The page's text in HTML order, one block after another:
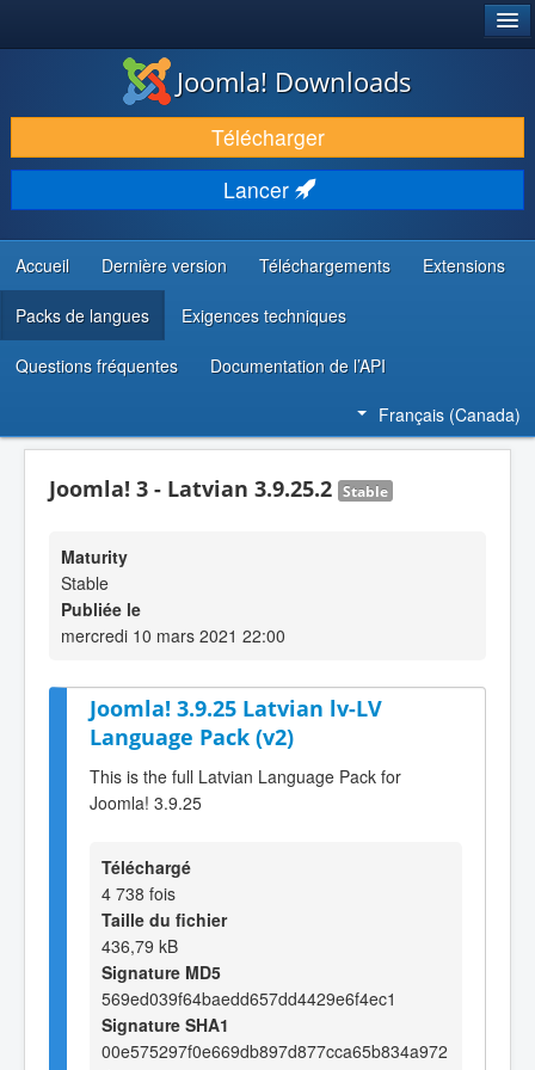
TÉLÉCHARGER & ENRICHIR
DÉCOUVRIR & APPRENDRE
COMMUNAUTÉ & SUPPORT
RESSOURCES DÉVELOPPEURS
Joomla! Downloads
Télécharger
Lancer
Accueil Dernière version Téléchargements Extensions
Packs de langues Exigences techniques
Questions fréquentes Documentation de l’API
Français (Canada)
Joomla! 3 - Latvian 3.9.25.2 Stable
Maturity
Stable
Publiée le
mercredi 10 mars 2021 22:00
Joomla! 3.9.25 Latvian lv-LV
Language Pack (v2)
This is the full Latvian Language Pack for
Joomla! 3.9.25
Téléchargé
4 738 fois
Taille du fichier
436,79 kB
Signature MD5
569ed039f64baedd657dd4429e6f4ec1
Signature SHA1
00e575297f0e669db897d877cca65b834a972